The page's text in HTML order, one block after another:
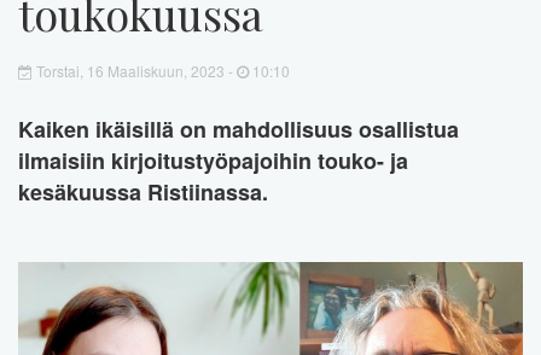
toukokuussa
Torstai, 16 Maaliskuun, 2023 - 10:10
Kaiken ikäisillä on mahdollisuus osallistua
ilmaisiin kirjoitustyöpajoihin touko- ja
kesäkuussa Ristiinassa.